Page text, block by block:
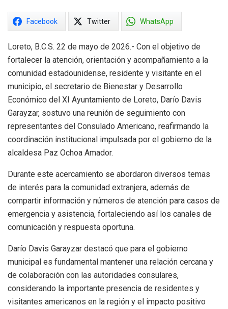
Facebook Twitter WhatsApp
Loreto, B.C.S. 22 de mayo de 2026.- Con el objetivo de
fortalecer la atención, orientación y acompañamiento a la
comunidad estadounidense, residente y visitante en el
municipio, el secretario de Bienestar y Desarrollo
Económico del XI Ayuntamiento de Loreto, Darío Davis
Garayzar, sostuvo una reunión de seguimiento con
representantes del Consulado Americano, reafirmando la
coordinación institucional impulsada por el gobierno de la
alcaldesa Paz Ochoa Amador.
Durante este acercamiento se abordaron diversos temas
de interés para la comunidad extranjera, además de
compartir información y números de atención para casos de
emergencia y asistencia, fortaleciendo así los canales de
comunicación y respuesta oportuna.
Darío Davis Garayzar destacó que para el gobierno
municipal es fundamental mantener una relación cercana y
de colaboración con las autoridades consulares,
considerando la importante presencia de residentes y
visitantes americanos en la región y el impacto positivo